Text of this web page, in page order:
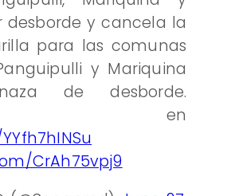
desborde y cancela la
para las comunas
y Mariquina
de desborde.
en
CrAh75vpj9